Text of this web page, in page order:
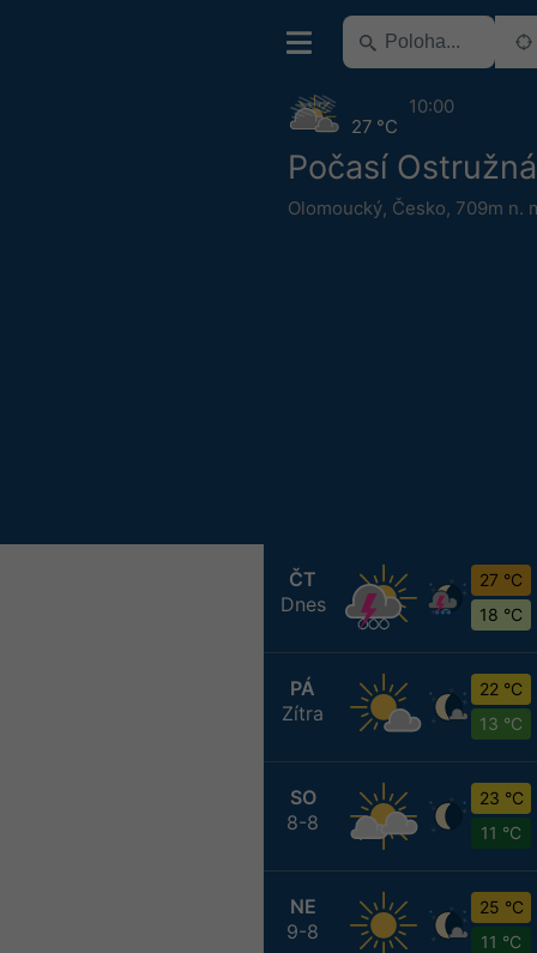
Počasí Ostružná
Olomoucký, Česko, 709m n.
27 °C
10:00
ČT
Dnes
27 °C
18 °C
PÁ
Zítra
22 °C
13 °C
SO
8-8
23 °C
11 °C
NE
9-8
25 °C
11 °C